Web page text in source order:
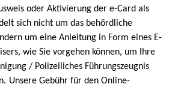
oder Aktivierung der e-Card als
sich nicht um das behördliche
um eine Anleitung in Form eines E-
wie Sie vorgehen können, um Ihre
/ Polizeiliches Führungszeugnis
Unsere Gebühr für den Online-